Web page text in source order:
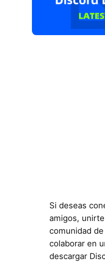
Si deseas
amigos,
comunidad
colaborar en
descargar